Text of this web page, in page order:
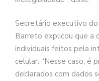
Secretário executivo
Barreto explicou que a
individuais feitos pela
celular. “Nesse caso, é
declarados com dados